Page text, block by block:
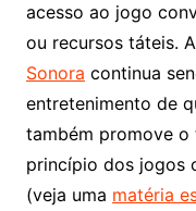
acesso ao jogo
ou recursos táteis.
Sonora continua
entretenimento de
também promove o
princípio dos jogos
(veja uma matéria